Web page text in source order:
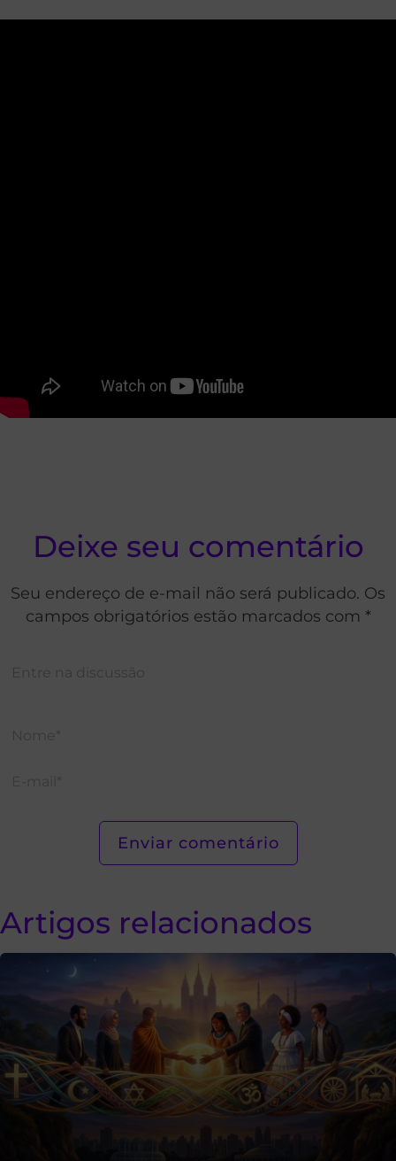
Deixe seu comentário
Seu endereço de e-mail não será publicado. Os
campos obrigatórios estão marcados com *
Artigos relacionados